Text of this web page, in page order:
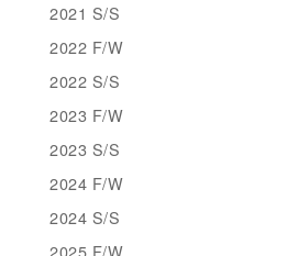
2021 S/S
2022 F/W
2022 S/S
2023 F/W
2023 S/S
2024 F/W
2024 S/S
2025 F/W